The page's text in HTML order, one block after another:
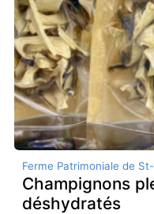
Ferme Patrimoniale de
Champignons
déshydratés